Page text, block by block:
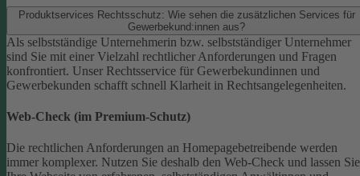
Produktservices Rechtsschutz: Wie sehen die zusätzlichen Services für
Gewerbekund:innen aus?
Als selbstständige Unternehmerin bzw. selbstständiger Unternehmer
sind Sie mit einer Vielzahl rechtlicher Anforderungen und Fragen
konfrontiert. Unser Rechtsservice für Gewerbekundinnen und
Gewerbekunden schafft schnell Klarheit in Rechtsangelegenheiten.
Web-Check (im Premium-Schutz)
Die rechtlichen Anforderungen an Homepagebetreibende werden
immer komplexer. Nutzen Sie deshalb den Web-Check und lassen Sie